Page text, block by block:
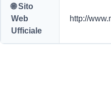
🌐 Sito
Web
Ufficiale
http://